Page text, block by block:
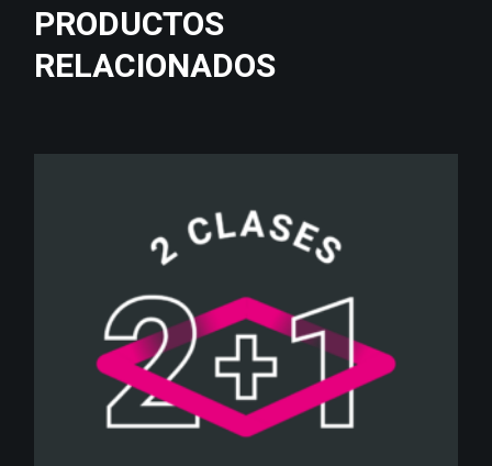
PRODUCTOS
RELACIONADOS